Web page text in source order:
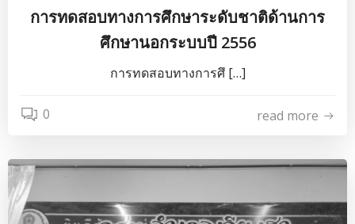
การทดสอบทางการศึกษาระดับชาติด้านการ
ศึกษานอกระบบปี 2556
การทดสอบทางการศึ […]
0 read more